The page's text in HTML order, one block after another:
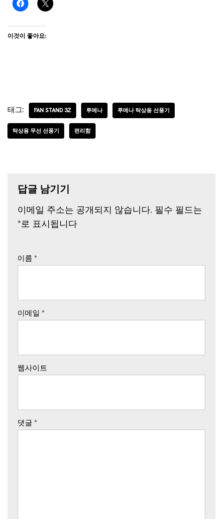
이것이 좋아요:
태그: FAN STAND 3Z 루메나 루메나 탁상용 선풍기
탁상용 무선 선풍기 편리함
답글 남기기
이메일 주소는 공개되지 않습니다. 필수 필드는
*로 표시됩니다
이름 *
이메일 *
웹사이트
댓글 *